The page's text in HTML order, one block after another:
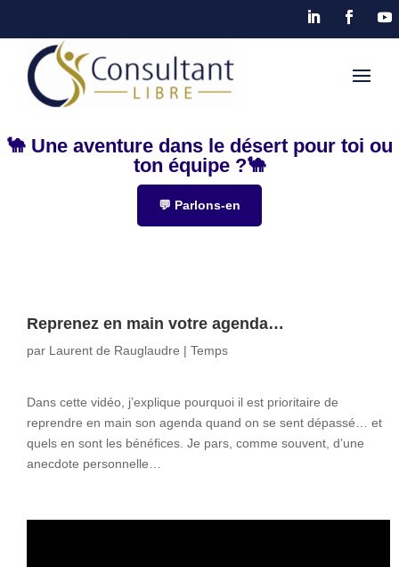
🐪 Une aventure dans le désert pour toi ou
ton équipe ?🐪
💬 Parlons-en
Reprenez en main votre agenda…
par Laurent de Rauglaudre | Temps
Dans cette vidéo, j’explique pourquoi il est prioritaire de
reprendre en main son agenda quand on se sent dépassé… et
quels en sont les bénéfices. Je pars, comme souvent, d’une
anecdote personnelle…